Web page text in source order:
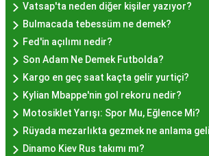
tatları sevenler için Sultanahmet,
Eyüp gibi tarihi semtlerdeki
Lokması deneyimi daha da özel
Beyoğlu, Kadıköy, ve Beşiktaş gibi
semtlerde de bu lezzeti
Hayır Lokması
İstanbul'da Nasıl?
Vatsap'ta neden diğer kişiler yazıyor?
Bulmacada tebessüm ne demek?
Fed'in açılımı nedir?
Son Adam Ne Demek Futbolda?
Kargo en geç saat kaçta gelir yurtiçi?
Kylian Mbappe'nin gol rekoru nedir?
Motosiklet Yarışı: Spor Mu, Eğlence Mi?
Rüyada mezarlıkta gezmek ne anlama
Dinamo Kiev Rus takımı mı?